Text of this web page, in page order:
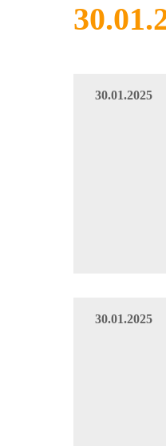
30.01.2025
30.01.2025